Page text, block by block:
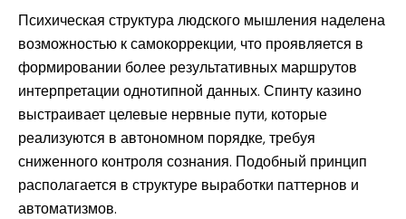
Психическая структура людского мышления наделена
возможностью к самокоррекции, что проявляется в
формировании более результативных маршрутов
интерпретации однотипной данных. Спинту казино
выстраивает целевые нервные пути, которые
реализуются в автономном порядке, требуя
сниженного контроля сознания. Подобный принцип
располагается в структуре выработки паттернов и
автоматизмов.